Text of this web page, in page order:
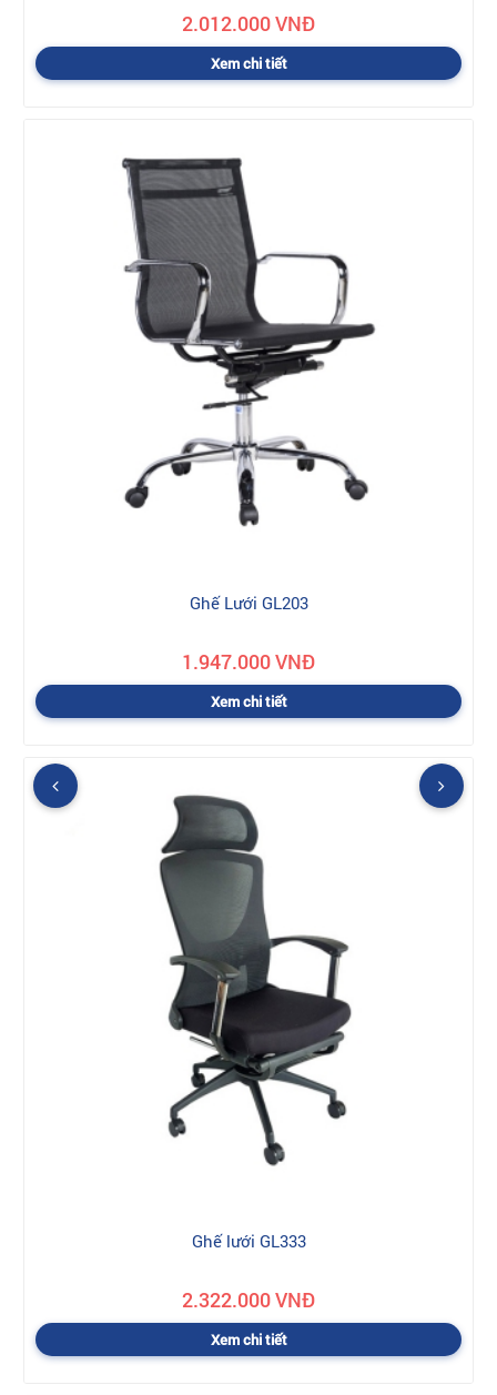
2.012.000 VNĐ
Xem chi tiết
Ghế Lưới GL203
1.947.000 VNĐ
Xem chi tiết
Ghế lưới GL333
2.322.000 VNĐ
Xem chi tiết